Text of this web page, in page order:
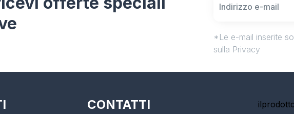
*Le e-mail inserite
sulla Privacy
CONTATTI